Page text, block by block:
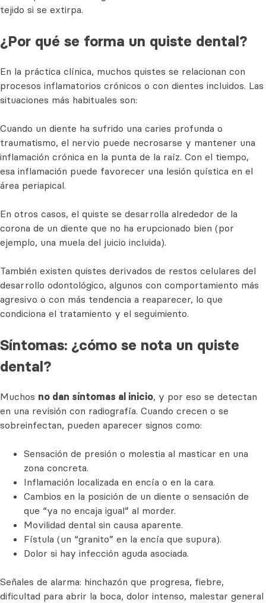
tejido si se extirpa.
¿Por qué se forma un quiste dental?
En la práctica clínica, muchos quistes se relacionan con
procesos inflamatorios crónicos o con dientes incluidos. Las
situaciones más habituales son:
Cuando un diente ha sufrido una caries profunda o
traumatismo, el nervio puede necrosarse y mantener una
inflamación crónica en la punta de la raíz. Con el tiempo,
esa inflamación puede favorecer una lesión quística en el
área periapical.
En otros casos, el quiste se desarrolla alrededor de la
corona de un diente que no ha erupcionado bien (por
ejemplo, una muela del juicio incluida).
También existen quistes derivados de restos celulares del
desarrollo odontológico, algunos con comportamiento más
agresivo o con más tendencia a reaparecer, lo que
condiciona el tratamiento y el seguimiento.
Síntomas: ¿cómo se nota un quiste
dental?
Muchos no dan síntomas al inicio, y por eso se detectan
en una revisión con radiografía. Cuando crecen o se
sobreinfectan, pueden aparecer signos como:
Sensación de presión o molestia al masticar en una
zona concreta.
Inflamación localizada en encía o en la cara.
Cambios en la posición de un diente o sensación de
que “ya no encaja igual” al morder.
Movilidad dental sin causa aparente.
Fístula (un “granito” en la encía que supura).
Dolor si hay infección aguda asociada.
Señales de alarma: hinchazón que progresa, fiebre,
dificultad para abrir la boca, dolor intenso, malestar general